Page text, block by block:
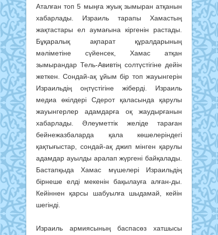
Аталған топ 5 мыңға жуық зымыран атқанын
хабарлады. Израиль тарапы Хамастың
жақтастары ел аумағына кіргенін растады.
Бұқаралық ақпарат құрал­дарының
мәліметіне сүйен­сек, Хамас атқан
зымырандар Тель-Авив­тің солтүстігіне дейін
жет­кен. Сондай-ақ ұйым бір топ жауын­герін
Израильдің оңтүс­ті­гіне жіберді. Израиль
медиа өкілдері Сдерот қала­сында қарулы
жауынгерлер адам­дарға оқ жаудырғанын
хабарла­ды. Әлеуметтік желіде тара­ған
бейнежазбаларда қала көше­леріндегі
қақтығыстар, сон­дай-ақ джип мінген қарулы
адам­дар ауылды аралап жүргені байқа­лады.
Бастапқыда Хамас мүшелері Израильдің
бірнеше елді мекенін бақылауға алған-ды.
Кейіннен қар­сы шабуылға шыдамай, кейін
шегінді.
Израиль армиясының баспасөз хатшысы